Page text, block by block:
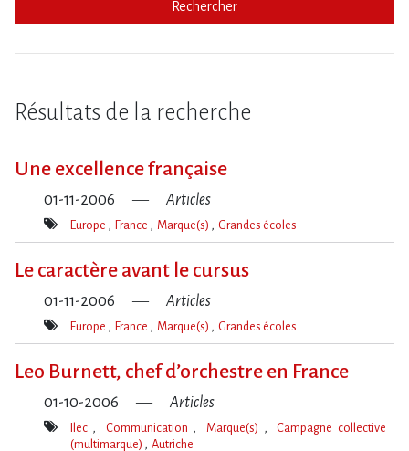
Rechercher
Résultats de la recherche
Une excellence française
01-11-2006 Articles
Mot(s)-
Europe France Marque(s) Grandes écoles
Le caractère avant le cursus
01-11-2006 Articles
Mot(s)-
Europe France Marque(s) Grandes écoles
Leo Burnett, chef d’orchestre en France
01-10-2006 Articles
Ilec Communication Marque(s)
Campagne collective
(multimarque)
Autriche